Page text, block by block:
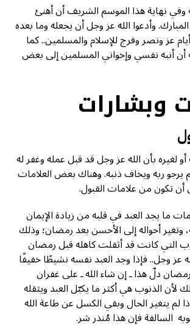
وفي نهاية هذا الموسم الشريف أن أهنئ
وأدعوا الله عز وجل أن يجعله وما بعده
أيام عز ونصر وفرج للإسلام والمسلمين.. كما
أن أنبه نفسي وإخواني المسلمين إلى بعض
وبشارات
لغيره بأن الله عز وجل قد قبل عمله وغفر له
يرجو ربه ويخاف ذنبه. وهناك بعض العلامات
أن تكون من علامات القبول.
ما يجد العبد في قلبه من زيادة الإيمان
وتغير أحواله إلى الأحسن بعد رمضان؛ وذلك
التي كانت قد أثقلت كاهله قبل رمضان
عز وجل.. فإذا وجد العبد نفسه نشيطًا خفيفًا
دلّ هذا ـ إن شاء الله ـ على غفران
لأن الذنوب هي أكثر ما يكبّل العبد ويثقله
لم يتغير الحال وبقي الكسل عن طاعة الله
السالفة فإن هذا مُنذر شر.